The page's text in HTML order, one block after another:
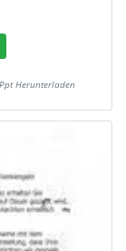
Herunterladen